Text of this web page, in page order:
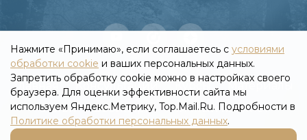
Главная Консультации
Статьи
Вебинары Личный кабинет
Нажмите «Принимаю», если соглашаетесь с условиями
обработки cookie и ваших персональных данных.
Запретить обработку cookie можно в настройках своего
браузера. Для оценки эффективности сайта мы
используем Яндекс.Метрику, Top.Mail.Ru. Подробности в
Политике обработки персональных данных.